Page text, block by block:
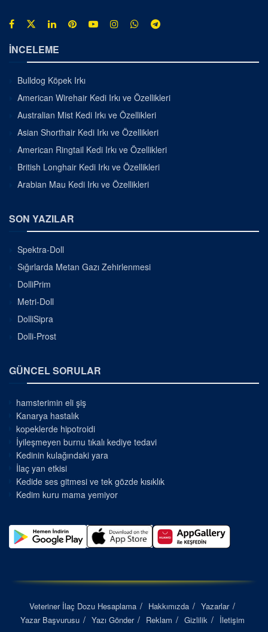
İNCELEME
Bulldog Köpek Irkı
American Wirehair Kedi Irkı ve Özellikleri
Australian Mist Kedi Irkı ve Özellikleri
Asian Shorthair Kedi Irkı ve Özellikleri
American Ringtail Kedi Irkı ve Özellikleri
British Longhair Kedi Irkı ve Özellikleri
Arabian Mau Kedi Irkı ve Özellikleri
SON YAZILAR
Spektra-Doll
Sığırlarda Metan Gazı Zehirlenmesi
DolliPrim
Metri-Doll
DolliSipra
Dolli-Prost
GÜNCEL SORULAR
hamsterimin eli şiş
Kanarya hastalık
kopeklerde hipotroidi
İyileşmeyen burnu tıkalı kediye tedavi
Kedinin kulağındaki yara
İlaç yan etkisi
Kedide ses gitmesi ve tek gözde kısıklık
Kedim kuru mama yemiyor
Veteriner İlaç Dozu Hesaplama Hakkımızda
Yazarlar
Yazar Başvurusu
Yazı Gönder Reklam Gizlilik İletişim